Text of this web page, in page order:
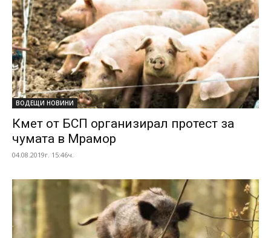
ВОДЕЩИ НОВИНИ
Кмет от БСП организирал протест за
чумата в Мрамор
04.08.2019г. 15:46ч.